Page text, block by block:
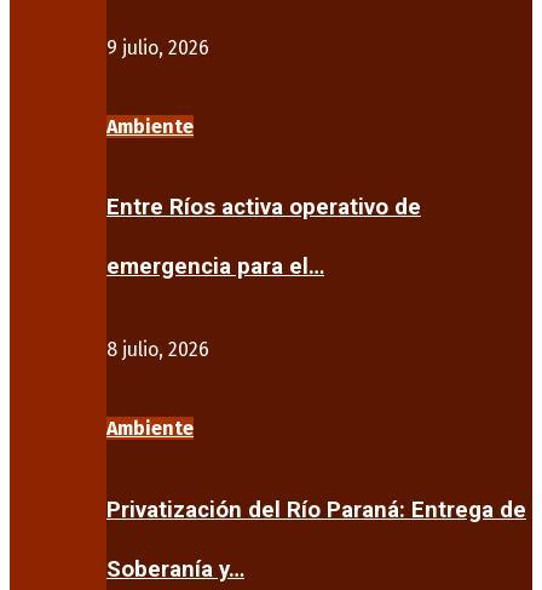
9 julio, 2026
Ambiente
Entre Ríos activa operativo de
emergencia para el…
8 julio, 2026
Ambiente
Privatización del Río Paraná: Entrega de
Soberanía y…